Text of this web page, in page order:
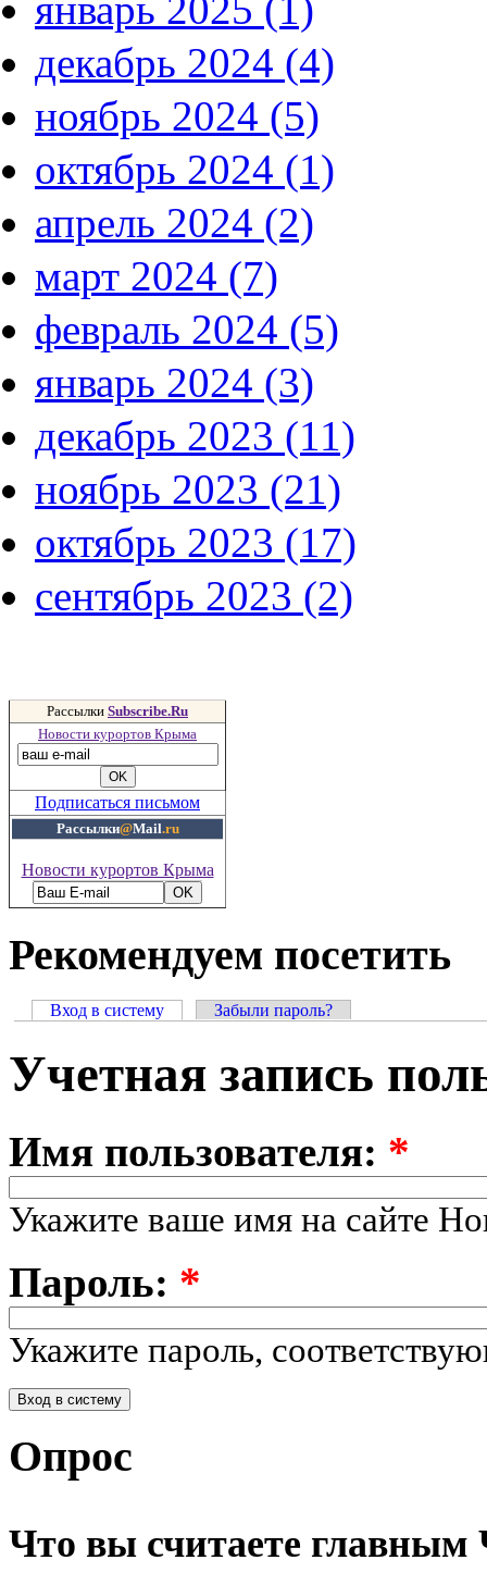
январь 2025 (1)
декабрь 2024 (4)
ноябрь 2024 (5)
октябрь 2024 (1)
апрель 2024 (2)
март 2024 (7)
февраль 2024 (5)
январь 2024 (3)
декабрь 2023 (11)
ноябрь 2023 (21)
октябрь 2023 (17)
сентябрь 2023 (2)
Рассылки Subscribe.Ru
Новости курортов Крыма
Подписаться письмом
Рассылки@Mail.ru
Новости курортов Крыма
Рекомендуем посетить
Вход в систему Забыли пароль?
Учетная запись
Имя пользователя: *
Укажите ваше имя на сайте
Пароль: *
Укажите пароль,
Опрос
Что вы считаете